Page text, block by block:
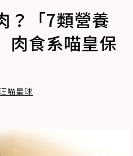
？「7類營養
肉食系喵皇保
喵星球